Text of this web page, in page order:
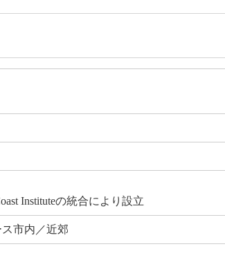
Instituteの統合により設立
市内／近郊